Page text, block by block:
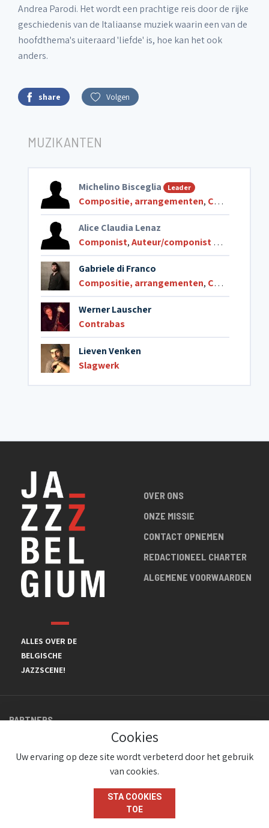
Andrea Parodi. Het wordt een prachtige reis door de rijke
geschiedenis van de Italiaanse muziek waarin een van de
hoofdthema's uiteraard 'liefde' is, hoe kan het ook
anders.
share Volgen
MUZIKANTEN
Michelino Bisceglia Leader
Compositie, arrangementen, Componist
Alice Claudia Lenaz
Componist,Auteur/componist van liederen
Gabriele di Franco
Compositie, arrangementen, Componist
Werner Lauscher
Contrabas
Lieven Venken
Slagwerk
ALLES OVER DE
BELGISCHE
JAZZSCENE!
OVER ONS
ONZE MISSIE
CONTACT OPNEMEN
REDACTIONEEL CHARTER
ALGEMENE VOORWAARDEN
PARTNERS
© JazzInBelgium 2026 ( Version 1.1.2)
Cookies
Uw ervaring op deze site wordt verbeterd door het gebruik
van cookies.
STA COOKIES
TOE